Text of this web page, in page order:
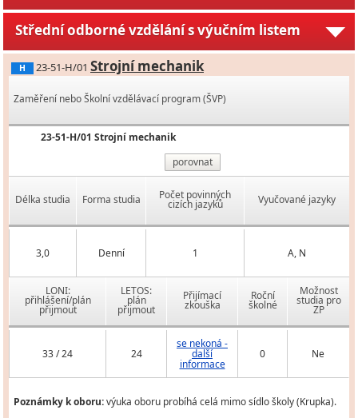
Střední odborné vzdělání s výučním listem
H 23-51-H/01 Strojní mechanik
Zaměření nebo Školní vzdělávací program (ŠVP)
23-51-H/01 Strojní mechanik
porovnat
Délka studia Forma studia Počet povinných
cizích jazyků Vyučované jazyky
3,0 Denní 1 A, N
LONI:
přihlášení/plán
přijmout
LETOS:
plán
přijmout
Přijímací
zkouška
Roční
školné
Možnost
studia pro
ZP
33 / 24 24
se nekoná -
další
informace
0 Ne
Poznámky k oboru:výuka oboru probíhá celá mimo sídlo školy (Krupka).